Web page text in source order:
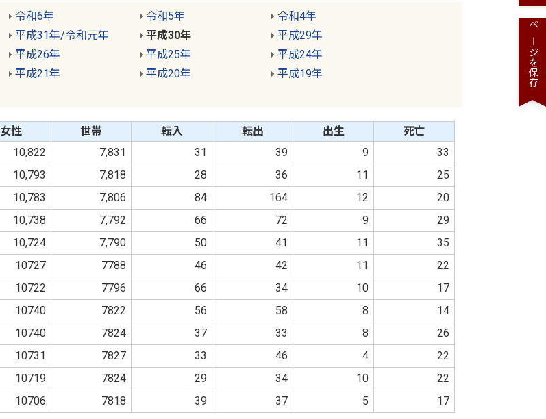
令和6年 令和5年
令和4年
平成31年/令和元年 平成30年
平成29年
平成26年 平成25年
平成24年
平成21年 平成20年
平成19年
女性 世帯 転入 転出 出生
死亡
10,822 7,831 31 39 9
33
10,793 7,818 28 36 11
25
10,783 7,806 84 164 12
20
10,738 7,792 66 72 9
29
10,724 7,790 50 41 11
35
10727 7788 46 42 11
22
10722 7796 66 34 10
17
10740 7822 56 58 8
14
10740 7824 37 33 8
26
10731 7827 33 46 4
22
10719 7824 29 34 10
22
10706 7818 39 37 5 17
ページを保存